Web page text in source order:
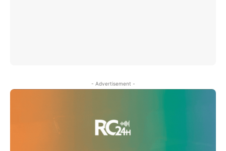
- Advertisement -